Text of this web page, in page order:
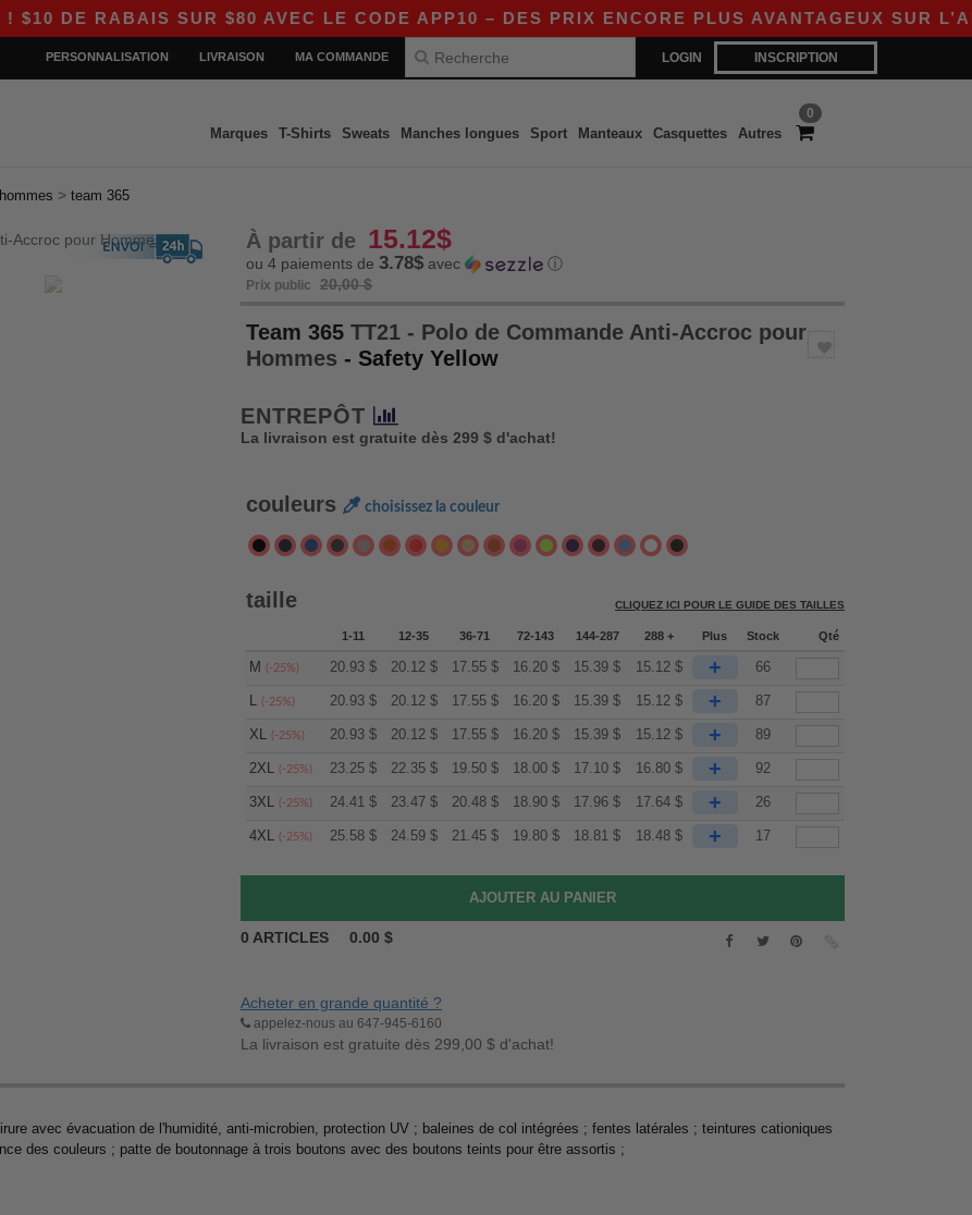
SUR $80 AVEC LE CODE APP10 – DES PRIX ENCORE PLUS AVANTAGEUX SUR L’APP !|
LOGIN INSCRIPTION
PERSONNALISATION LIVRAISON MA COMMANDE
0
Marques T-Shirts Sweats Manches longues Sport Manteaux Casquettes Autres
hommes > team 365
À partir de 15.12$
ou 4 paiements de 3.78$ avec ⓘ
Prix public 20,00 $
Team 365 TT21 - Polo de Commande Anti-Accroc pour
Hommes - Safety Yellow
ENTREPÔT
La livraison est gratuite dès 299 $ d'achat!
couleurs choisissez la couleur
taille CLIQUEZ ICI POUR LE GUIDE DES TAILLES
1-11 12-35 36-71 72-143 144-287 288 + Plus Stock Qté
M (-25%) 20.93 $ 20.12 $ 17.55 $ 16.20 $ 15.39 $ 15.12 $ + 66
L (-25%) 20.93 $ 20.12 $ 17.55 $ 16.20 $ 15.39 $ 15.12 $ + 87
XL (-25%) 20.93 $ 20.12 $ 17.55 $ 16.20 $ 15.39 $ 15.12 $ + 89
2XL (-25%) 23.25 $ 22.35 $ 19.50 $ 18.00 $ 17.10 $ 16.80 $ + 92
3XL (-25%) 24.41 $ 23.47 $ 20.48 $ 18.90 $ 17.96 $ 17.64 $ + 26
4XL (-25%) 25.58 $ 24.59 $ 21.45 $ 19.80 $ 18.81 $ 18.48 $ + 17
0 ARTICLES 0.00 $
Acheter en grande quantité ?
appelez-nous au 647-945-6160
La livraison est gratuite dès 299,00 $ d'achat!
avec évacuation de l'humidité, anti-microbien, protection UV ; baleines de col intégrées ; fentes latérales ; teintures cationiques
des couleurs ; patte de boutonnage à trois boutons avec des boutons teints pour être assortis ;